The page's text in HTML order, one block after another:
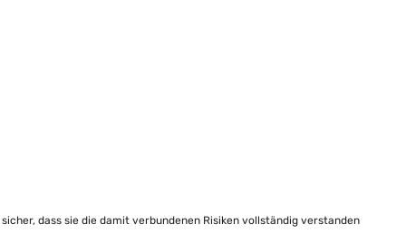
dass sie die damit verbundenen Risiken vollständig verstanden